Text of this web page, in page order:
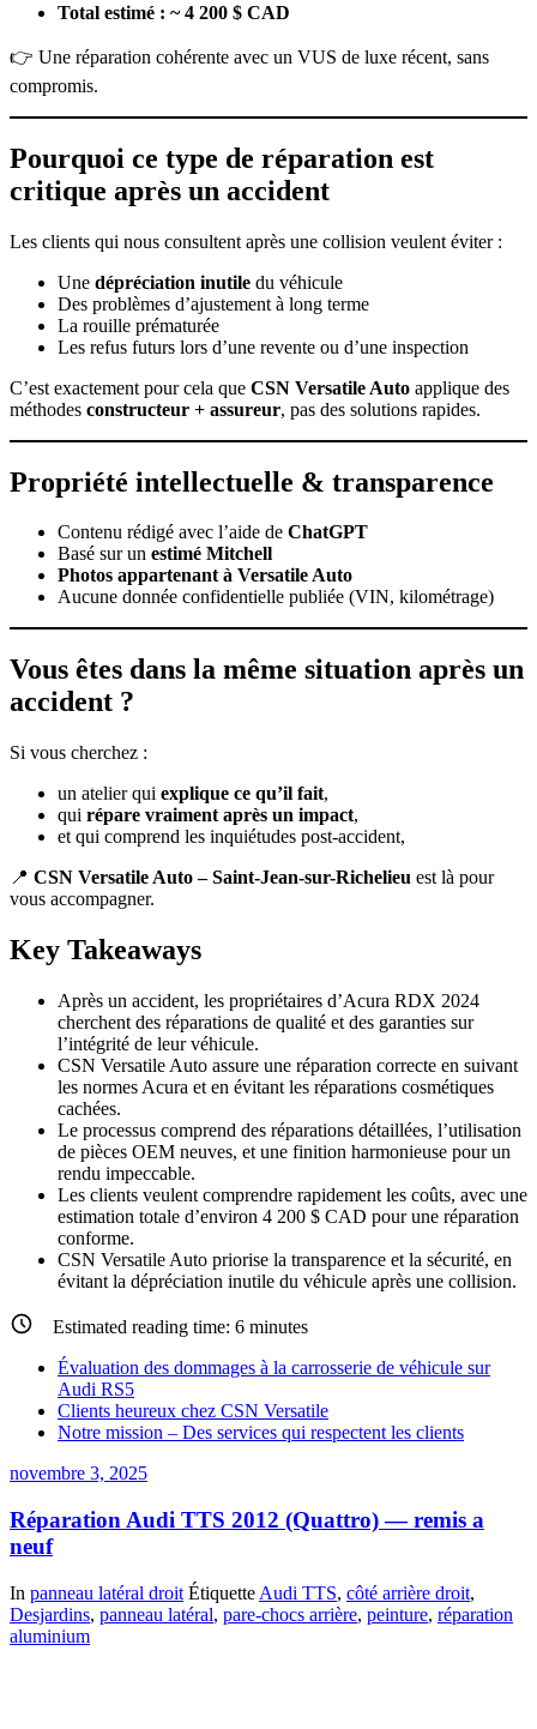
Total estimé : ~ 4 200 $ CAD
👉 Une réparation cohérente avec un VUS de luxe récent, sans
compromis.
Pourquoi ce type de réparation est
critique après un accident
Les clients qui nous consultent après une collision veulent éviter :
Une dépréciation inutile du véhicule
Des problèmes d’ajustement à long terme
La rouille prématurée
Les refus futurs lors d’une revente ou d’une inspection
C’est exactement pour cela que CSN Versatile Auto applique des
méthodes constructeur + assureur, pas des solutions rapides.
Propriété intellectuelle & transparence
Contenu rédigé avec l’aide de ChatGPT
Basé sur un estimé Mitchell
Photos appartenant à Versatile Auto
Aucune donnée confidentielle publiée (VIN, kilométrage)
Vous êtes dans la même situation après un
accident ?
Si vous cherchez :
un atelier qui explique ce qu’il fait,
qui répare vraiment après un impact,
et qui comprend les inquiétudes post-accident,
📍 CSN Versatile Auto – Saint-Jean-sur-Richelieu est là pour
vous accompagner.
Key Takeaways
Après un accident, les propriétaires d’Acura RDX 2024
cherchent des réparations de qualité et des garanties sur
l’intégrité de leur véhicule.
CSN Versatile Auto assure une réparation correcte en suivant
les normes Acura et en évitant les réparations cosmétiques
cachées.
Le processus comprend des réparations détaillées, l’utilisation
de pièces OEM neuves, et une finition harmonieuse pour un
rendu impeccable.
Les clients veulent comprendre rapidement les coûts, avec une
estimation totale d’environ 4 200 $ CAD pour une réparation
conforme.
CSN Versatile Auto priorise la transparence et la sécurité, en
évitant la dépréciation inutile du véhicule après une collision.
Estimated reading time: 6 minutes
Évaluation des dommages à la carrosserie de véhicule sur
Audi RS5
Clients heureux chez CSN Versatile
Notre mission – Des services qui respectent les clients
novembre 3, 2025
Réparation Audi TTS 2012 (Quattro) — remis a
neuf
In panneau latéral droit Étiquette Audi TTS, côté arrière droit,
Desjardins, panneau latéral, pare‑chocs arrière, peinture, réparation
aluminium